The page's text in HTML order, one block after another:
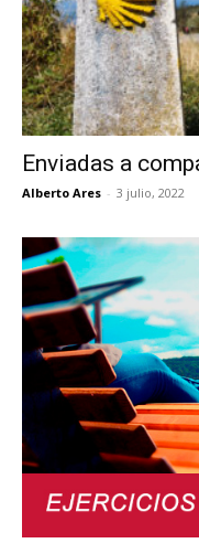
Enviadas a
Alberto Ares - 3 julio, 2022